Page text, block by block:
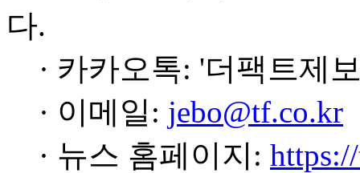
다.
· 카카오톡: '더팩트제
· 이메일: jebo@tf.co.kr
· 뉴스 홈페이지: